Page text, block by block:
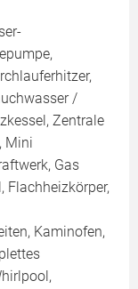
/
Zentrale
Mini
Gas
Flachheizkörper,
Kaminofen,